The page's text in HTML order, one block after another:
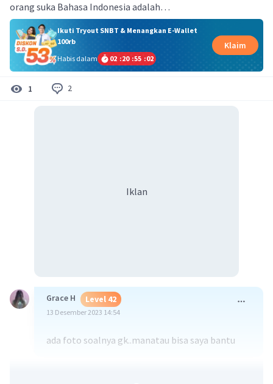
orang suka Bahasa Indonesia adalah…
Ikuti Tryout SNBT & Menangkan E-Wallet
100rb
Habis dalam
02 :20 :55 :02
Klaim
1 2
Iklan
Grace H Level 42
13 Desember 2023 14:54
ada foto soalnya gk..manatau bisa saya bantu